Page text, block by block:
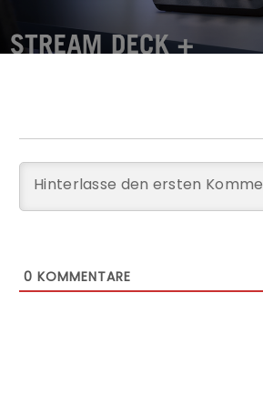
0 KOMMENTARE